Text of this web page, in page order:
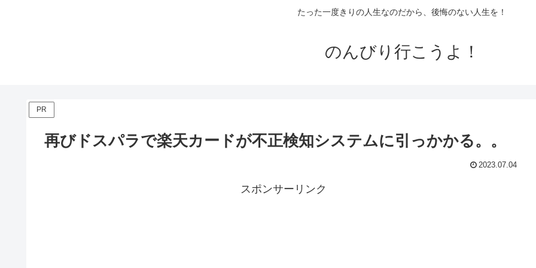
たった一度きりの人生なのだから、後悔のない人生を！
のんびり行こうよ！
PR
再びドスパラで楽天カードが不正検知システムに引っかかる。。
2023.07.04
スポンサーリンク